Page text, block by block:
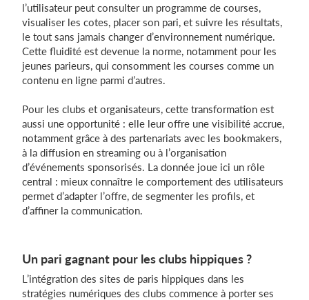
l’utilisateur peut consulter un programme de courses,
visualiser les cotes, placer son pari, et suivre les résultats,
le tout sans jamais changer d’environnement numérique.
Cette fluidité est devenue la norme, notamment pour les
jeunes parieurs, qui consomment les courses comme un
contenu en ligne parmi d’autres.
Pour les clubs et organisateurs, cette transformation est
aussi une opportunité : elle leur offre une visibilité accrue,
notamment grâce à des partenariats avec les bookmakers,
à la diffusion en streaming ou à l’organisation
d’événements sponsorisés. La donnée joue ici un rôle
central : mieux connaître le comportement des utilisateurs
permet d’adapter l’offre, de segmenter les profils, et
d’affiner la communication.
Un pari gagnant pour les clubs hippiques ?
L’intégration des sites de paris hippiques dans les
stratégies numériques des clubs commence à porter ses